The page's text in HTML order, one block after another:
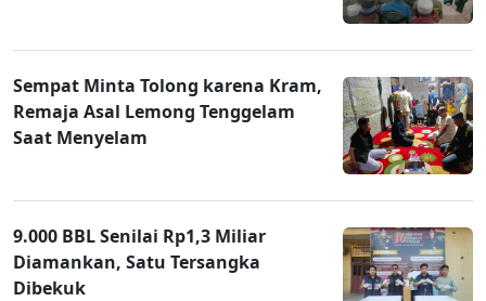
Sempat Minta Tolong karena Kram,
Remaja Asal Lemong Tenggelam
Saat Menyelam
9.000 BBL Senilai Rp1,3 Miliar
Diamankan, Satu Tersangka
Dibekuk